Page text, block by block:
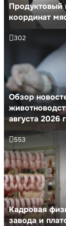
Продуктовый
координат
Обзор
августа 2026
302
Кадровая
завода и
553